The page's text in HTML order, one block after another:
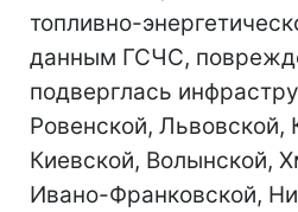
топливно-
данным ГСЧС,
подверглась
Ровенской, Львовской,
Киевской, Волынской,
Ивано-Франковской,